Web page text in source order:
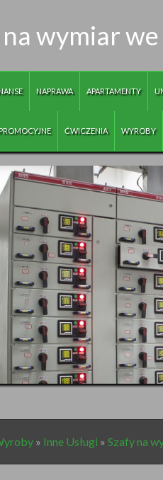
na wymiar
NAPRAWA APARTAMENTY
ĆWICZENIA WYROBY
» Inne Usługi » Szafy na